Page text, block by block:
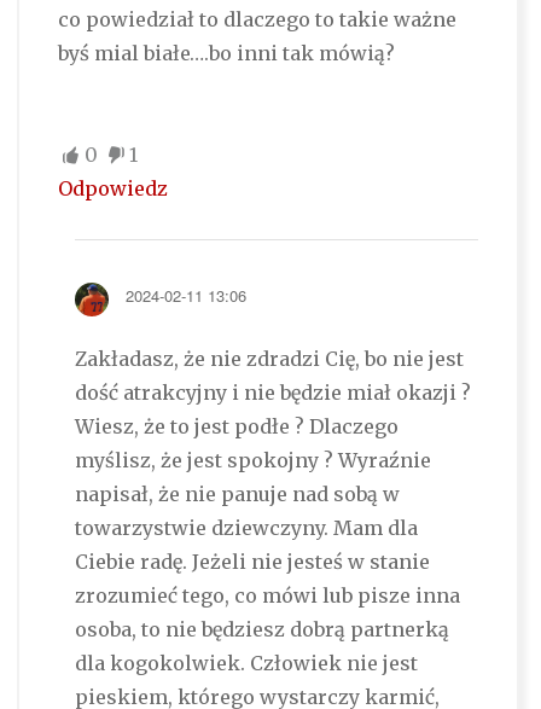
co powiedział to dlaczego to takie ważne
byś mial białe….bo inni tak mówią?
0
1
Odpowiedz
2024-02-11 13:06
Zakładasz, że nie zdradzi Cię, bo nie jest
dość atrakcyjny i nie będzie miał okazji ?
Wiesz, że to jest podłe ? Dlaczego
myślisz, że jest spokojny ? Wyraźnie
napisał, że nie panuje nad sobą w
towarzystwie dziewczyny. Mam dla
Ciebie radę. Jeżeli nie jesteś w stanie
zrozumieć tego, co mówi lub pisze inna
osoba, to nie będziesz dobrą partnerką
dla kogokolwiek. Człowiek nie jest
pieskiem, którego wystarczy karmić,